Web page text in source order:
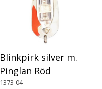
Blinkpirk silver m.
Pinglan Röd
1373-04